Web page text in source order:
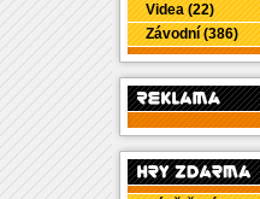
Videa (22)
Závodní (386)